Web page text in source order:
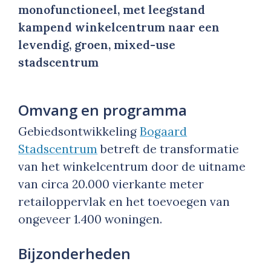
monofunctioneel, met leegstand
kampend winkelcentrum naar een
levendig, groen, mixed-use
stadscentrum
Omvang en programma
GebiedsontwikkelingBogaard
Stadscentrum betreft de transformatie
van het winkelcentrum door de uitname
van circa 20.000 vierkante meter
retailoppervlak en het toevoegen van
ongeveer 1.400 woningen.
Bijzonderheden